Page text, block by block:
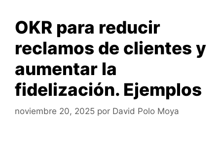
OKR para reducir
reclamos de clientes y
aumentar la
fidelización. Ejemplos
noviembre 20, 2025 por David Polo Moya